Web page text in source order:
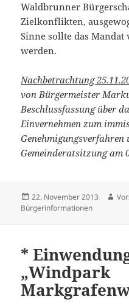
Waldbrunner
Zielkonflikten,
Sinne sollte das
werden.
Nachbetrachtung
von Bürgermeister
Beschlussfassung über
Einvernehmen zum
Gemeinderatsitzung am
Veröffentlicht
am
22. November 2013
Bürgerinformationen
*
„Windpark